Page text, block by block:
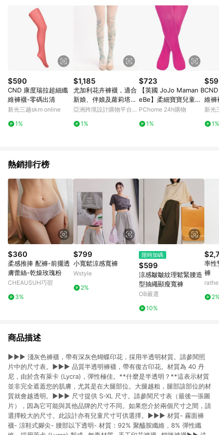
貨後 45 天後發送。 8. 群眾募資商品，禮物卡，開館保證金，補
運費，攤位費等不具贈點資格。 9. LINE 購物站上之商品規格、
顏色、價位、贈品如與 Pinkoi 商品資訊頁及購物車不符，以
Pinkoi 購物商品資訊頁及購物車標示為準。 10. 點數紅包使用規
則請以點數紅包活動說明為準。 11. 若於 LINE 購物前往 Pinkoi
頁面後才首次下載 Pinkoi APP 並完成訂單，不符合導購資格；承
上，首次下載 Pinkoi APP 後，需透過 LINE 購物前往 Pinkoi 頁
面，方享導購資格。
$590
CND 康度瑞拉超細纖
維褲襪-零碼出清
新光三越skm online
1%
$1,185
尤加利花卉褲襪，適合
新娘、伴娘及蘿莉塔風
格穿搭
亞洲跨境設計購物平台
1%
$723
【英國 JoJo Maman B
eBe】柔細寶寶兒童內
搭褲襪/保暖襪_覆盆子
PChome 24h購物
1%
維褲
新光
1%
熱銷排行榜
$360
柔感推捧 配褲-前擺透
膚蕾絲-乾燥玫瑰粉
CHEAUSUH巧宿
3%
$799
小寬鬆涼感寬褲
Wstyle
2%
限時加碼
$599
涼感皺皺紋理鬆緊腰造
型抽繩顯瘦寬褲
OB嚴選
10%
率性
褲
商品描述
►►► 淺灰色褲襪，帶有深灰色蝴蝶印花，採用半透明材質。請參閱照
片中的尺寸表。►►► 品質半透明褲襪，帶有復古印花。材質為 40 丹
尼，由於含有萊卡 (Lycra)，彈性極佳。**什麼是半透明？**這表示材質
並非完全遮蓋您的肌膚，尤其是在大腿部位。大腿越粗，腿部該部位的材
質就會越透明。►►► 尺寸提供 S-XL 尺寸。請參閱尺寸表（最後一張圖
片），因為它可能與其他品牌的尺寸不同。如果您介於兩個尺寸之間，請
選擇較大的尺寸。此設計亦有兒童尺寸可供選擇。►►► 材質- 霧面褲
襪- 涼鞋式腳尖- 腰部以下透明- 材質：92% 聚醯胺纖維，8% 彈性纖